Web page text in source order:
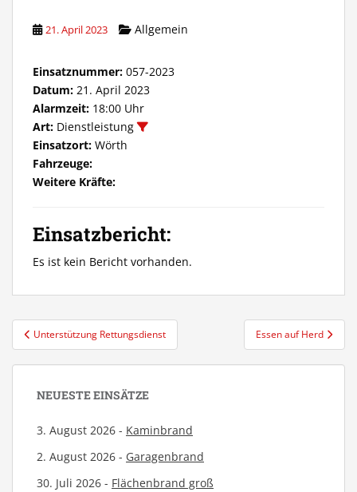
21. April 2023 Allgemein
Einsatznummer: 057-2023
Datum: 21. April 2023
Alarmzeit: 18:00 Uhr
Art: Dienstleistung
Einsatzort: Wörth
Fahrzeuge:
Weitere Kräfte:
Einsatzbericht:
Es ist kein Bericht vorhanden.
Beitragsnavigation
Unterstützung Rettungsdienst Essen auf Herd
NEUESTE EINSÄTZE
3. August 2026 - Kaminbrand
2. August 2026 - Garagenbrand
30. Juli 2026 - Flächenbrand groß